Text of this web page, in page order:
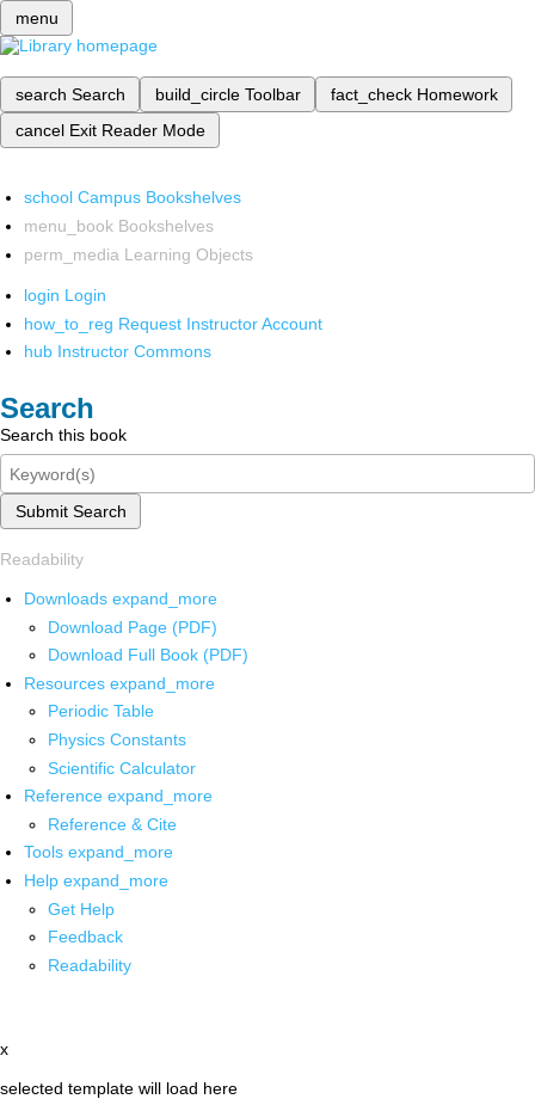
menu
search Search build_circle Toolbar fact_check Homework
cancel Exit Reader Mode
school Campus Bookshelves
menu_book Bookshelves
perm_media Learning Objects
login Login
how_to_reg Request Instructor Account
hub Instructor Commons
Search
Search this book
Submit Search
Readability
Downloads expand_more
Download Page (PDF)
Download Full Book (PDF)
Resources expand_more
Periodic Table
Physics Constants
Scientific Calculator
Reference expand_more
Reference & Cite
Tools expand_more
Help expand_more
Get Help
Feedback
Readability
x
selected template will load here